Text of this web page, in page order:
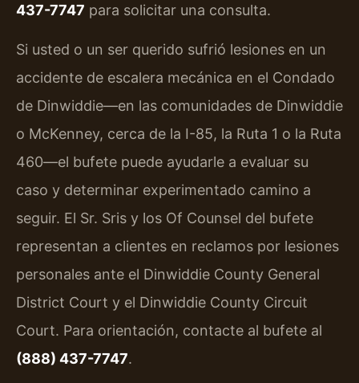
437-7747 para solicitar una consulta.
Si usted o un ser querido sufrió lesiones en un
accidente de escalera mecánica en el Condado
de Dinwiddie—en las comunidades de Dinwiddie
o McKenney, cerca de la I-85, la Ruta 1 o la Ruta
460—el bufete puede ayudarle a evaluar su
caso y determinar experimentado camino a
seguir. El Sr. Sris y los Of Counsel del bufete
representan a clientes en reclamos por lesiones
personales ante el Dinwiddie County General
District Court y el Dinwiddie County Circuit
Court. Para orientación, contacte al bufete al
(888) 437-7747.